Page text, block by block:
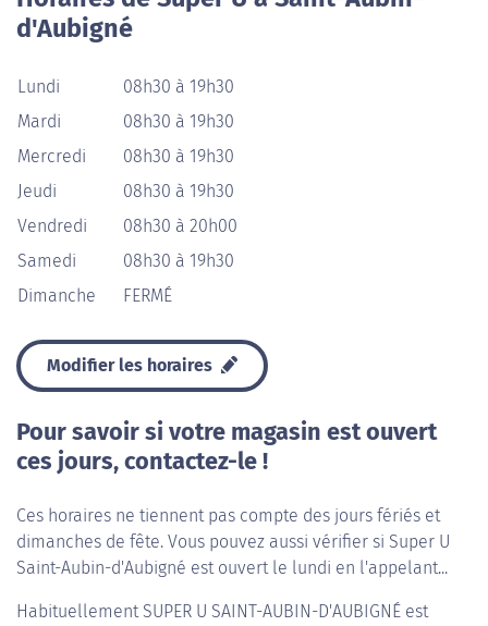
d'Aubigné
Lundi
08h30 à 19h30
Mardi
08h30 à 19h30
Mercredi
08h30 à 19h30
Jeudi
08h30 à 19h30
Vendredi
08h30 à 20h00
Samedi
08h30 à 19h30
Dimanche
FERMÉ
Modifier les horaires
Pour savoir si votre magasin est ouvert
ces jours, contactez-le !
Ces horaires ne tiennent pas compte des jours fériés et
dimanches de fête. Vous pouvez aussi vérifier si Super U
Saint-Aubin-d'Aubigné est ouvert le lundi en l'appelant...
HabituellementSUPER U SAINT-AUBIN-D'AUBIGNÉ est